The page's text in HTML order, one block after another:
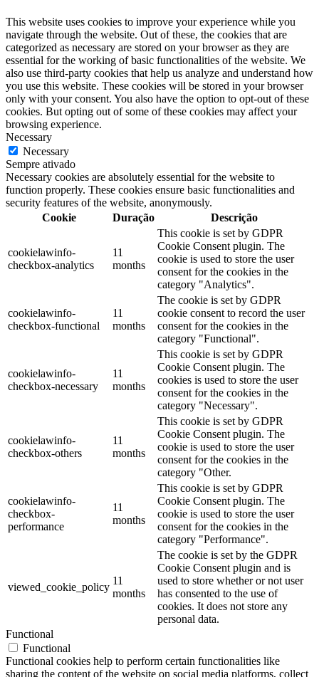
This website uses cookies to improve your experience while you
navigate through the website. Out of these, the cookies that are
categorized as necessary are stored on your browser as they are
essential for the working of basic functionalities of the website. We
also use third-party cookies that help us analyze and understand how
you use this website. These cookies will be stored in your browser
only with your consent. You also have the option to opt-out of these
cookies. But opting out of some of these cookies may affect your
browsing experience.
Necessary
Necessary
Sempre ativado
Necessary cookies are absolutely essential for the website to
function properly. These cookies ensure basic functionalities and
security features of the website, anonymously.
Cookie
Duração Descrição
cookielawinfo-
checkbox-analytics
11
months
This cookie is set by GDPR
Cookie Consent plugin. The
cookie is used to store the user
consent for the cookies in the
category "Analytics".
cookielawinfo-
checkbox-functional
11
months
The cookie is set by GDPR
cookie consent to record the user
consent for the cookies in the
category "Functional".
cookielawinfo-
checkbox-necessary
11
months
This cookie is set by GDPR
Cookie Consent plugin. The
cookies is used to store the user
consent for the cookies in the
category "Necessary".
cookielawinfo-
checkbox-others
11
months
This cookie is set by GDPR
Cookie Consent plugin. The
cookie is used to store the user
consent for the cookies in the
category "Other.
cookielawinfo-
checkbox-
performance
11
months
This cookie is set by GDPR
Cookie Consent plugin. The
cookie is used to store the user
consent for the cookies in the
category "Performance".
viewed_cookie_policy
11
months
The cookie is set by the GDPR
Cookie Consent plugin and is
used to store whether or not user
has consented to the use of
cookies. It does not store any
personal data.
Functional
Functional
Functional cookies help to perform certain functionalities like
sharing the content of the website on social media platforms, collect